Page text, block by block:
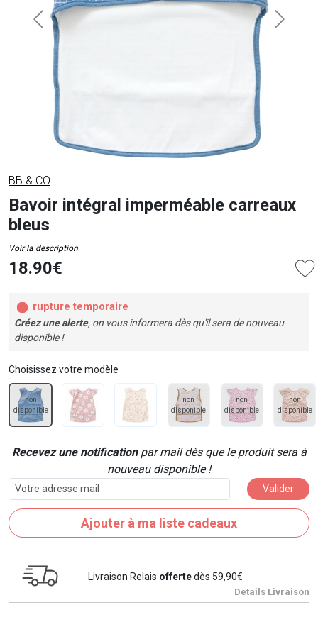
BB & CO
Bavoir intégral imperméable carreaux
bleus
Voir la description
18.90€
rupture temporaire
Créez une alerte, on vous informera dès qu'il sera de nouveau
disponible !
Choisissez votre modèle
non
disponible
non
disponible
non
disponible
non
disponible
Recevez une notificationpar mail dès que le produit sera à
nouveau disponible !
Valider
Ajouter à ma liste cadeaux
Livraison Relais offertedès 59,90€
Details Livraison